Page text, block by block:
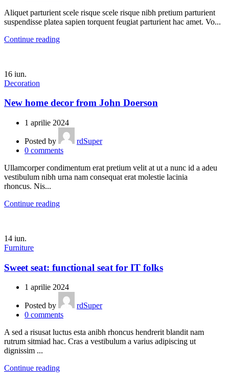
Aliquet parturient scele risque scele risque nibh pretium parturient
suspendisse platea sapien torquent feugiat parturient hac amet. Vo...
Continue reading
16 iun.
Decoration
New home decor from John Doerson
1 aprilie 2024
Posted by
rdSuper
0 comments
Ullamcorper condimentum erat pretium velit at ut a nunc id a adeu
vestibulum nibh urna nam consequat erat molestie lacinia
rhoncus. Nis...
Continue reading
14 iun.
Furniture
Sweet seat: functional seat for IT folks
1 aprilie 2024
Posted by
rdSuper
0 comments
A sed a risusat luctus esta anibh rhoncus hendrerit blandit nam
rutrum sitmiad hac. Cras a vestibulum a varius adipiscing ut
dignissim ...
Continue reading